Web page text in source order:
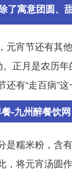
了寓意团圆、
元宵节还有其
。正月是农历
有“走百病”
-九州醉餐饮网
是糯米粉，含
，将元宵汤圆